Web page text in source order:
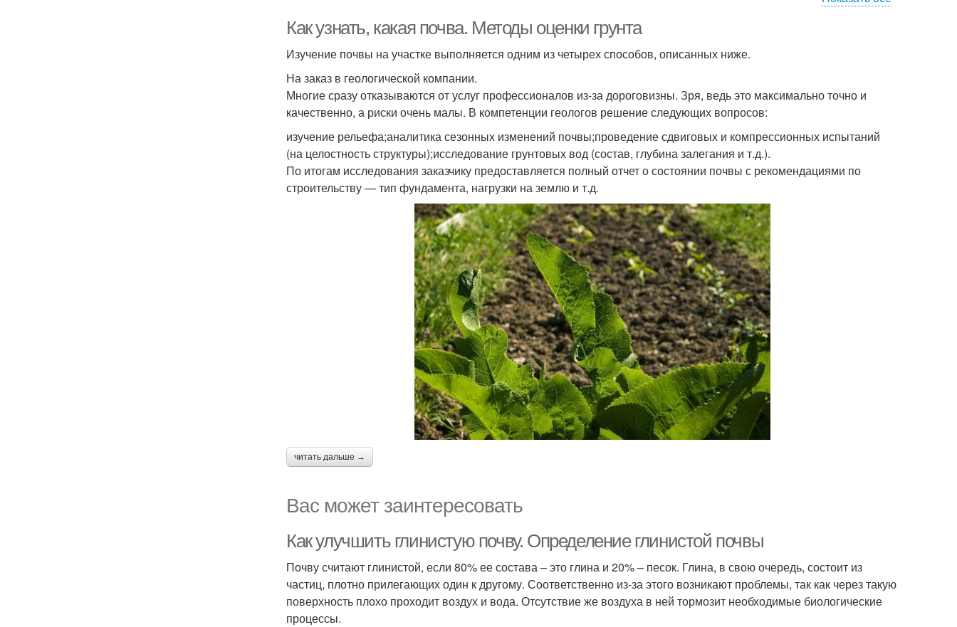
Как узнать, какая почва. Методы оценки грунта
Изучение почвы на участке выполняется одним из четырех способов, описанных ниже.
На заказ в геологической компании.
Многие сразу отказываются от услуг профессионалов из-за дороговизны. Зря, ведь это максимально точно и
качественно, а риски очень малы. В компетенции геологов решение следующих вопросов:
изучение рельефа;аналитика сезонных изменений почвы;проведение сдвиговых и компрессионных испытаний
(на целостность структуры);исследование грунтовых вод (состав, глубина залегания и т.д.).
По итогам исследования заказчику предоставляется полный отчет о состоянии почвы с рекомендациями по
строительству — тип фундамента, нагрузки на землю и т.д.
читать дальше →
Вас может заинтересовать
Как улучшить глинистую почву. Определение глинистой почвы
Почву считают глинистой, если 80% ее состава – это глина и 20% – песок. Глина, в свою очередь, состоит из
частиц, плотно прилегающих один к другому. Соответственно из-за этого возникают проблемы, так как через такую
поверхность плохо проходит воздух и вода. Отсутствие же воздуха в ней тормозит необходимые биологические
процессы.